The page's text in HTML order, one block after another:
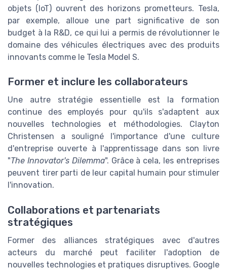
objets (IoT) ouvrent des horizons prometteurs. Tesla,
par exemple, alloue une part significative de son
budget à la R&D, ce qui lui a permis de révolutionner le
domaine des véhicules électriques avec des produits
innovants comme le Tesla Model S.
Former et inclure les collaborateurs
Une autre stratégie essentielle est la formation
continue des employés pour qu'ils s'adaptent aux
nouvelles technologies et méthodologies. Clayton
Christensen a souligné l'importance d'une culture
d'entreprise ouverte à l'apprentissage dans son livre
"The Innovator's Dilemma". Grâce à cela, les entreprises
peuvent tirer parti de leur capital humain pour stimuler
l'innovation.
Collaborations et partenariats
stratégiques
Former des alliances stratégiques avec d'autres
acteurs du marché peut faciliter l'adoption de
nouvelles technologies et pratiques disruptives. Google